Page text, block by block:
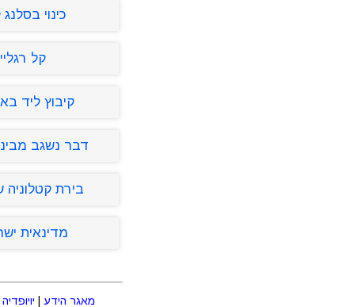
כינוי בסלנג
קל
קיבוץ ליד
דבר נשגב
בירת
מדינאית
מאגר הידע יויופדיה